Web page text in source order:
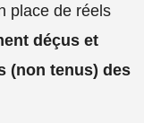
place de réels
déçus et
(non tenus) des